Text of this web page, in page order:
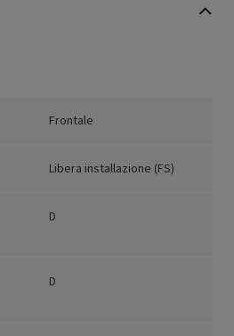
Frontale
Libera installazione (FS)
D
D